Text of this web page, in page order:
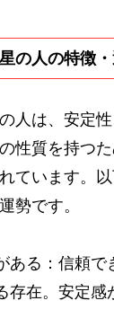
の人の特徴
人は、安定
性質を持つ
ています。
勢です。
ある：信頼で
存在。安定感